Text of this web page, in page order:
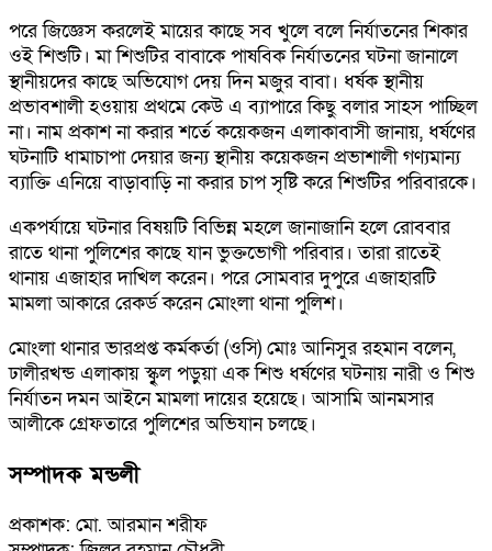
পরে জিজ্ঞেস করলেই মায়ের কাছে সব খুলে বলে নির্যাতনের শিকার
ওই শিশুটি। মা শিশুটির বাবাকে পাষবিক নির্যাতনের ঘটনা জানালে
স্থানীয়দের কাছে অভিযোগ দেয় দিন মজুর বাবা। ধর্ষক স্থানীয়
প্রভাবশালী হওয়ায় প্রথমে কেউ এ ব্যাপারে কিছু বলার সাহস পাচ্ছিল
না। নাম প্রকাশ না করার শর্তে কয়েকজন এলাকাবাসী জানায়, ধর্ষণের
ঘটনাটি ধামাচাপা দেয়ার জন্য স্থানীয় কয়েকজন প্রভাশালী গণ্যমান্য
ব্যাক্তি এনিয়ে বাড়াবাড়ি না করার চাপ সৃষ্টি করে শিশুটির পরিবারকে।
একপর্যায়ে ঘটনার বিষয়টি বিভিন্ন মহলে জানাজানি হলে রোববার
রাতে থানা পুলিশের কাছে যান ভুক্তভোগী পরিবার। তারা রাতেই
থানায় এজাহার দাখিল করেন। পরে সোমবার দুপুরে এজাহারটি
মামলা আকারে রেকর্ড করেন মোংলা থানা পুলিশ।
মোংলা থানার ভারপ্রপ্ত কর্মকর্তা (ওসি) মোঃ আনিসুর রহমান বলেন,
ঢালীরখন্ড এলাকায় স্কুৃল পড়ুয়া এক শিশু ধর্ষণের ঘটনায় নারী ও শিশু
নির্যাতন দমন আইনে মামলা দায়ের হয়েছে। আসামি আনমসার
আলীকে গ্রেফতারে পুলিশের অভিযান চলছে।
সম্পাদক মন্ডলী
প্রকাশক: মো. আরমান শরীফ